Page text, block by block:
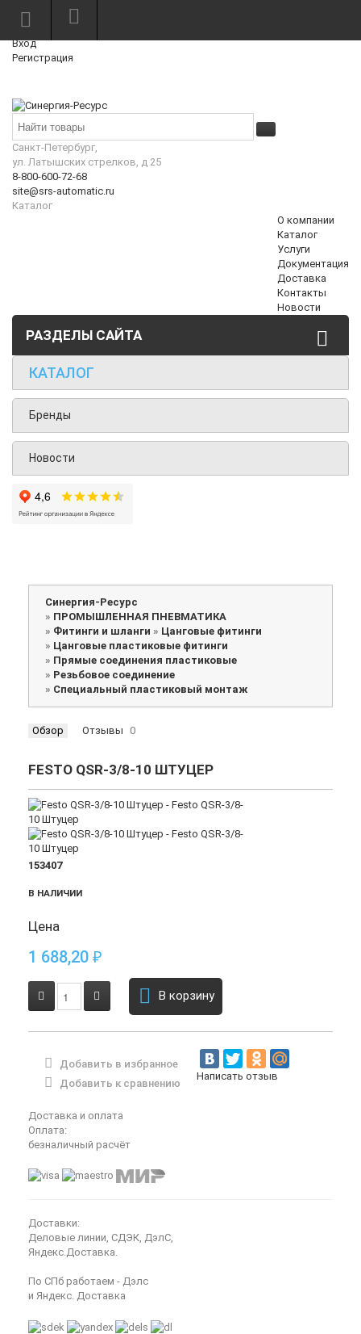
Режим работы: Пн—Пт: 10:00—18:00
Вход
Регистрация
Санкт-Петербург,
ул. Латышских стрелков, д 25
8-800-600-72-68
site@srs-automatic.ru
Каталог
О компании
Каталог
Услуги
Документация
Доставка
Контакты
Новости
РАЗДЕЛЫ САЙТА
КАТАЛОГ
Бренды
Новости
Синергия-Ресурс
» ПРОМЫШЛЕННАЯ ПНЕВМАТИКА
» Фитинги и шланги » Цанговые фитинги
» Цанговые пластиковые фитинги
» Прямые соединения пластиковые
» Резьбовое соединение
» Специальный пластиковый монтаж
Обзор Отзывы 0
FESTO QSR-3/8-10 ШТУЦЕР
153407
В НАЛИЧИИ
Цена
1 688,20 ₽
В корзину
Добавить в избранное
Добавить к сравнению
Написать отзыв
Доставка и оплата
Оплата:
безналичный расчёт
Доставки:
Деловые линии, СДЭК, ДэлС,
Яндекс.Доставка.
По СПб работаем - Дэлс
и Яндекс. Доставка